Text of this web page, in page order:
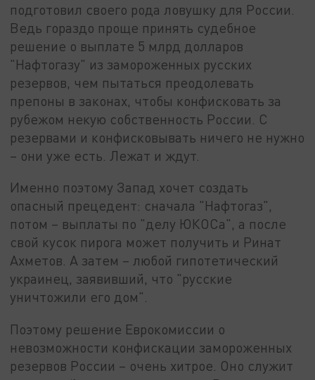
подготовил своего рода ловушку для России.
Ведь гораздо проще принять судебное
решение о выплате 5 млрд долларов
"Нафтогазу" из замороженных русских
резервов, чем пытаться преодолевать
препоны в законах, чтобы конфисковать за
рубежом некую собственность России. С
резервами и конфисковывать ничего не нужно
– они уже есть. Лежат и ждут.
Именно поэтому Запад хочет создать
опасный прецедент: сначала "Нафтогаз",
потом – выплаты по "делу ЮКОСа", а после
свой кусок пирога может получить и Ринат
Ахметов. А затем – любой гипотетический
украинец, заявивший, что "русские
уничтожили его дом".
Поэтому решение Еврокомиссии о
невозможности конфискации замороженных
резервов России – очень хитрое. Оно служит